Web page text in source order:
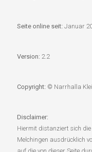
Seite online seit: Januar
Version: 2.2
Copyright: © Narrhalla
Disclaimer:
Hiermit distanziert sich
Melchingen ausdrücklich